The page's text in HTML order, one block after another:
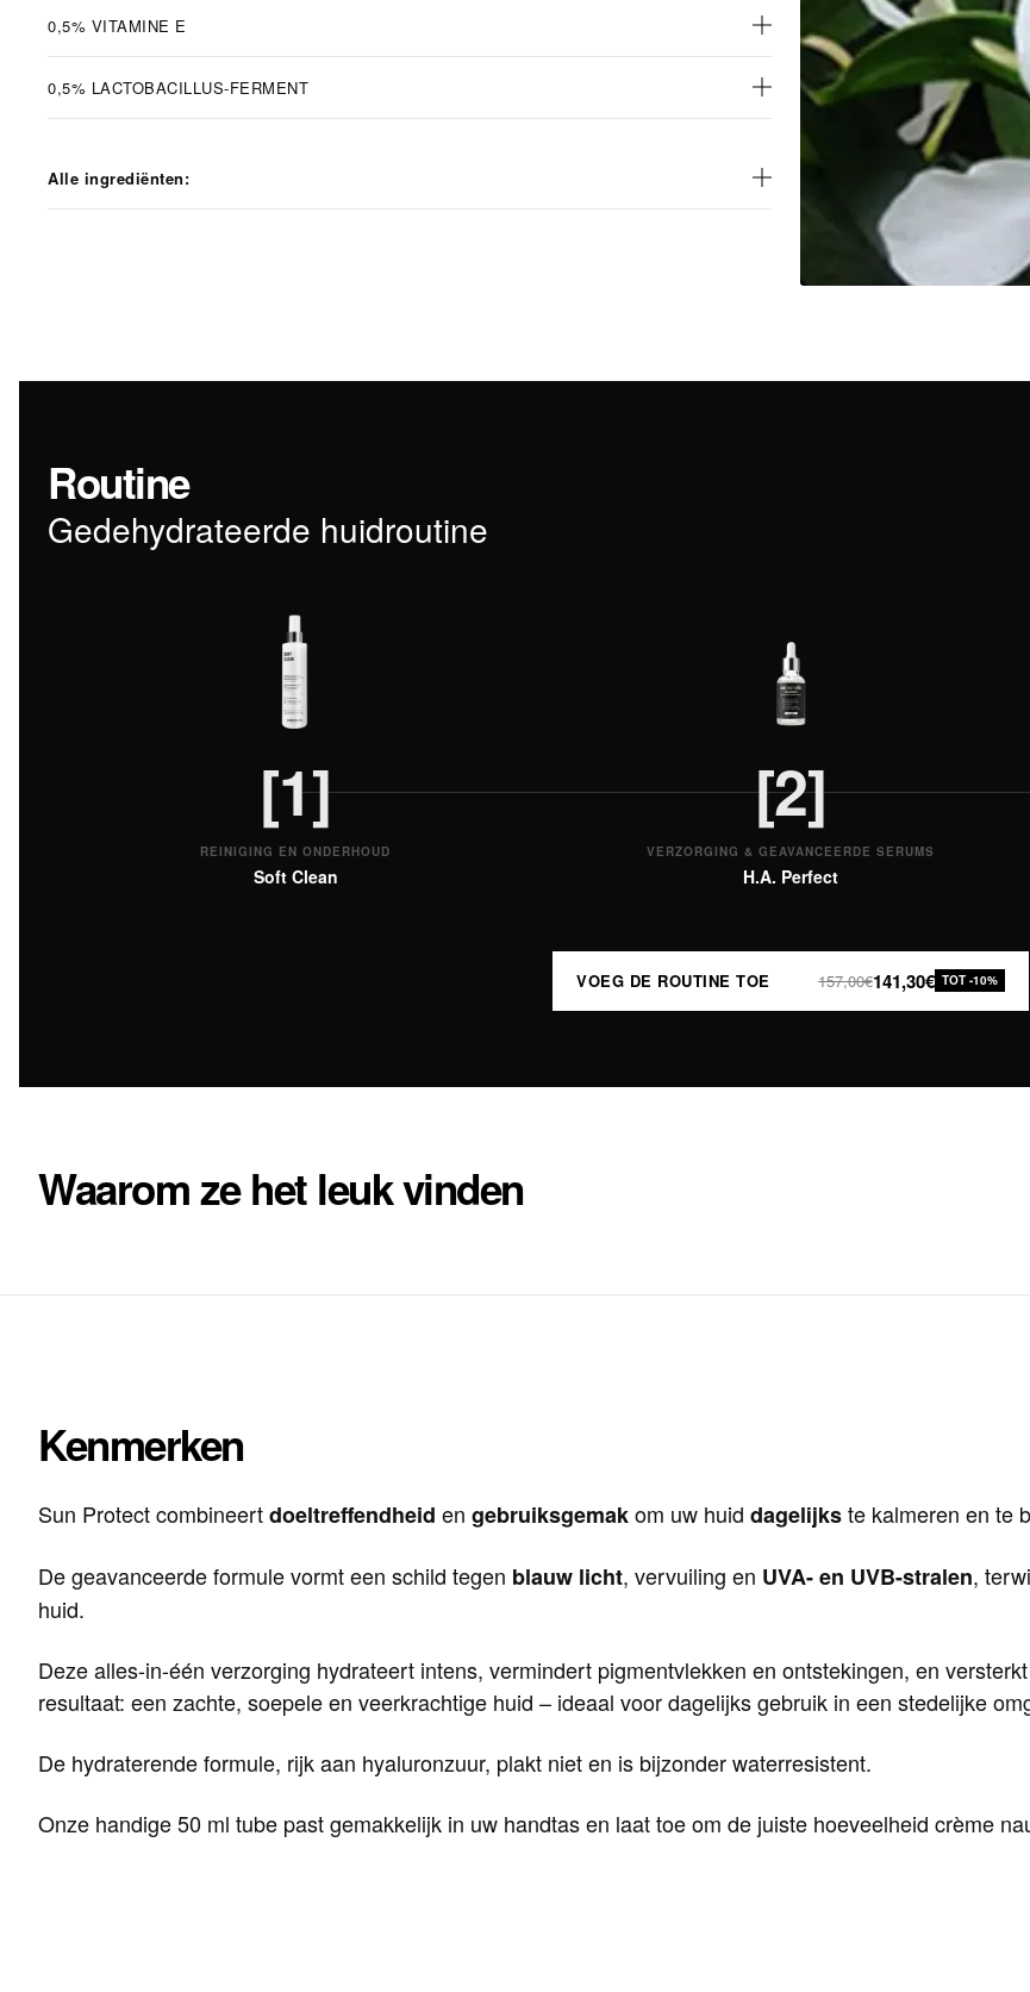
0,5% VITAMINE E
0,5% LACTOBACILLUS-FERMENT
Alle ingrediënten:
Routine
Gedehydrateerde huidroutine
[1]
REINIGING EN ONDERHOUD
Soft Clean
[2]
VERZORGING & GEAVANCEERDE SERUMS
H.A. Perfect
VOEG DE ROUTINE TOE 157,00€141,30€ TOT -10%
Waarom ze het leuk vinden
Kenmerken
Sun Protect combineertdoeltreffendheid en gebruiksgemakom uw huid dagelijkste kalmeren en te
De geavanceerde formule vormt een schild tegen blauw licht, vervuiling en UVA- en UVB-stralen,
huid.
Deze alles-in-één verzorging hydrateert intens, vermindert pigmentvlekken en ontstekingen, en
resultaat: een zachte, soepele en veerkrachtige huid – ideaal voor dagelijks gebruik in een stedelijke
De hydraterende formule, rijk aan hyaluronzuur, plakt niet en is bijzonder waterresistent.
Onze handige 50 ml tube past gemakkelijk in uw handtas en laat toe om de juiste hoeveelheid crème